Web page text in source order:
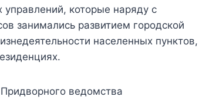
которые наряду с
занимались развитием городской
населенных пунктов,
ведомства